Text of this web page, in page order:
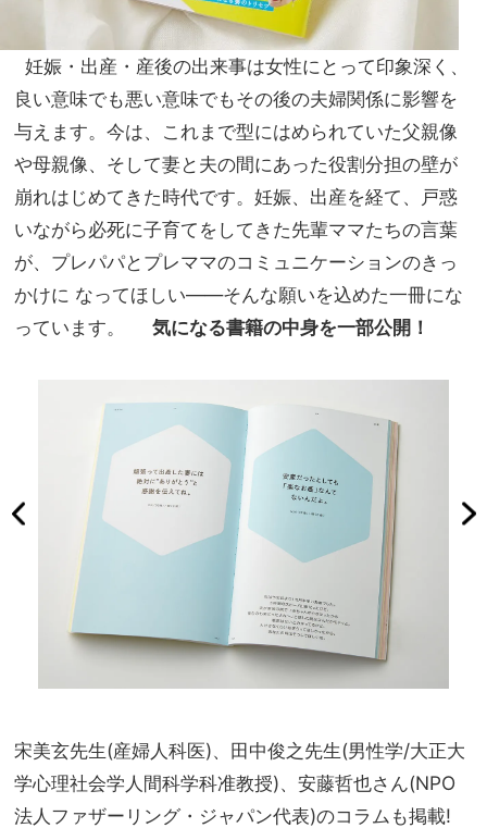
妊娠・出産・産後の出来事は女性にとって印象深く、
良い意味でも悪い意味でもその後の夫婦関係に影響を
与えます。今は、これまで型にはめられていた父親像
や母親像、そして妻と夫の間にあった役割分担の壁が
崩れはじめてきた時代です。妊娠、出産を経て、戸惑
いながら必死に子育てをしてきた先輩ママたちの言葉
が、プレパパとプレママのコミュニケーションのきっ
かけに なってほしい――そんな願いを込めた一冊にな
っています。 気になる書籍の中身を一部公開！
宋美玄先生(産婦人科医)、田中俊之先生(男性学/大正大
学心理社会学人間科学科准教授)、安藤哲也さん(NPO
法人ファザーリング・ジャパン代表)のコラムも掲載!